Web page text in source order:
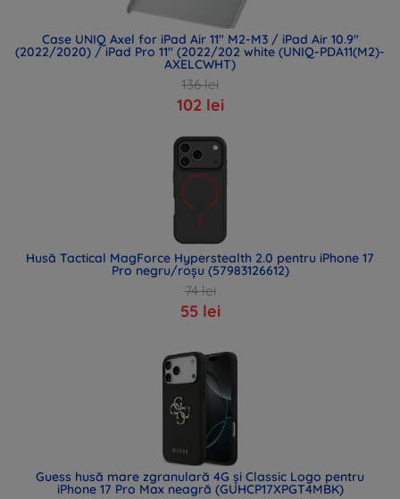
Case UNIQ Axel for iPad Air 11" M2-M3 / iPad Air 10.9"
(2022/2020) / iPad Pro 11" (2022/202 white (UNIQ-PDA11(M2)-
AXELCWHT)
136 lei
102 lei
Husă Tactical MagForce Hyperstealth 2.0 pentru iPhone 17
Pro negru/roșu (57983126612)
74 lei
55 lei
Guess husă mare zgranulară 4G și Classic Logo pentru
iPhone 17 Pro Max neagră (GUHCP17XPGT4MBK)